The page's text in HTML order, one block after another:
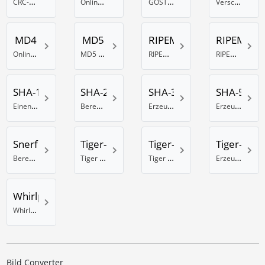
MD4
Online MD4 Generator
MD5
MD5 Hash Generator
RIPEMD-128
RIPEMD 128 Bit Hash erzeugen
RIPEMD-
RIPEMD-160 Hash Berechnung
SHA-1
Einen SHA-1 Hash generieren
SHA-256
Berechnung eines SHA-Hash mit 256 Bit
SHA-384
Erzeuge einen SHA Hash mit 384 Bits
SHA-512
Erzeuge einen SHA Hash mit 512 Bits
Snerfu
Berechnung eines Snefru Hash
Tiger-128
Tiger Hash Rechner mit 128 Bit
Tiger-160
Tiger 160 Bit Hash Rechner
Tiger-192
Erzeuge einen Tiger Hash mit 192 Bits
Whirlpool
Whirlpool online Hash Generator
Bild Converter